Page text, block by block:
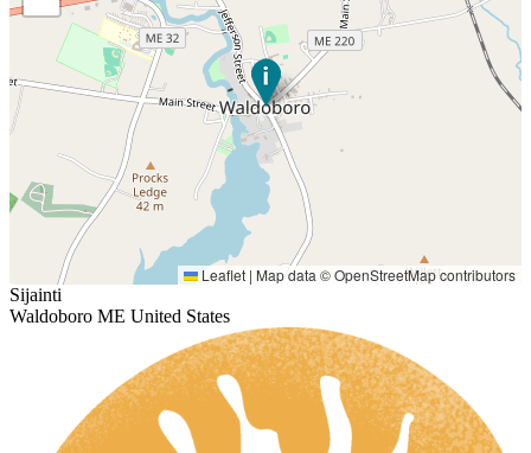
Leaflet | Map data ©OpenStreetMapcontributors
Sijainti
Waldoboro ME United States